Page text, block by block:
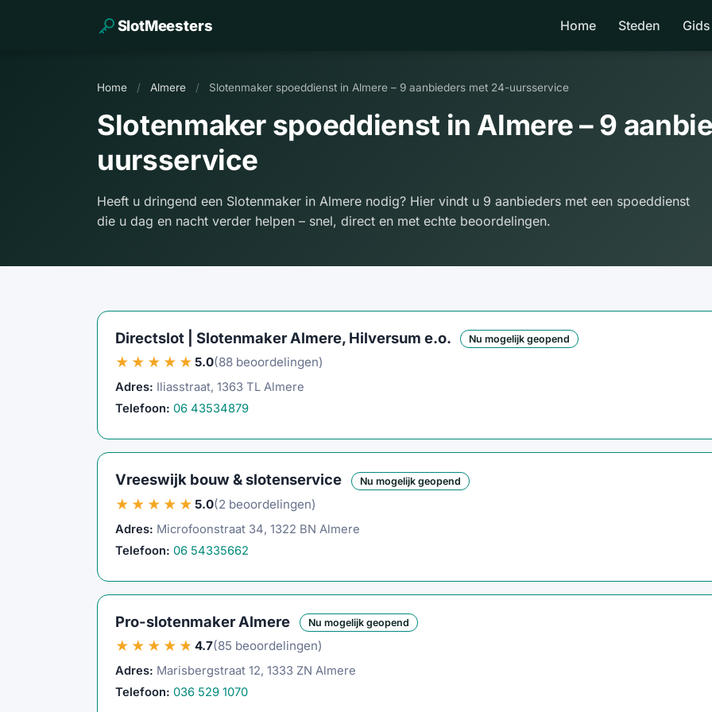
SlotMeesters Home Steden Gids
Home / Almere / Slotenmaker spoeddienst in Almere – 9 aanbieders met 24-uursservice
Slotenmaker spoeddienst in Almere – 9
uursservice
Heeft u dringend een Slotenmaker in Almere nodig? Hier vindt u 9 aanbieders met een spoeddienst
die u dag en nacht verder helpen – snel, direct en met echte beoordelingen.
Directslot | Slotenmaker Almere, Hilversum e.o. Nu mogelijk geopend
★★★★★ 5.0(88 beoordelingen)
Adres: Iliasstraat, 1363 TL Almere
Telefoon: 06 43534879
Vreeswijk bouw & slotenservice Nu mogelijk geopend
★★★★★ 5.0(2 beoordelingen)
Adres: Microfoonstraat 34, 1322 BN Almere
Telefoon: 06 54335662
Pro-slotenmaker Almere Nu mogelijk geopend
★★★★★ 4.7(85 beoordelingen)
Adres: Marisbergstraat 12, 1333 ZN Almere
Telefoon: 036 529 1070